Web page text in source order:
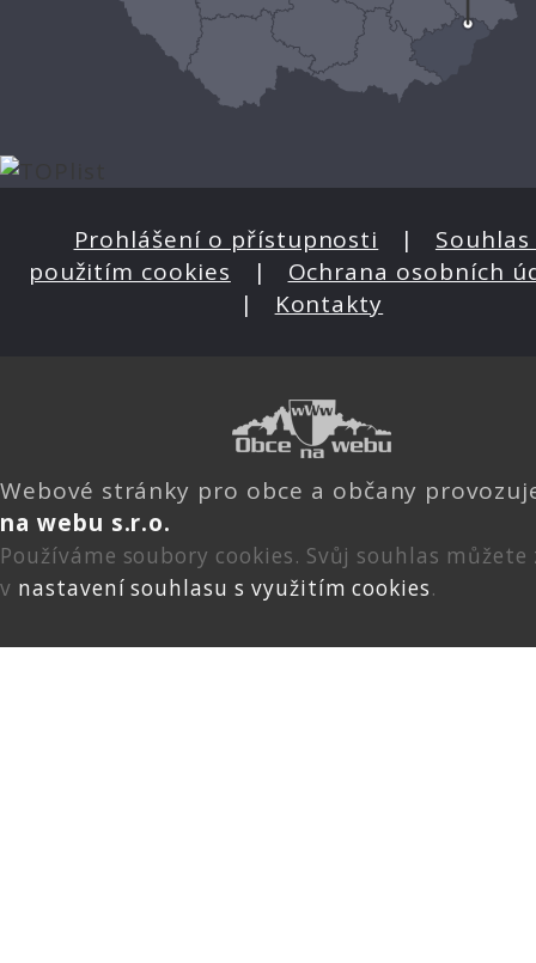
Prohlášení o přístupnosti | Souhlas
použitím cookies | Ochrana osobních
| Kontakty
Webové stránky pro obce a občany
na webu s.r.o.
Používáme soubory cookies. Svůj souhlas
v nastavení souhlasu s využitím cookies.